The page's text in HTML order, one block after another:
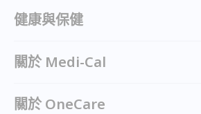
健康與保健
關於 Medi-Cal
關於 OneCare